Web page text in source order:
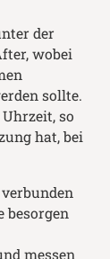
der
wobei
sollte.
so
hat, bei
besorgen
messen